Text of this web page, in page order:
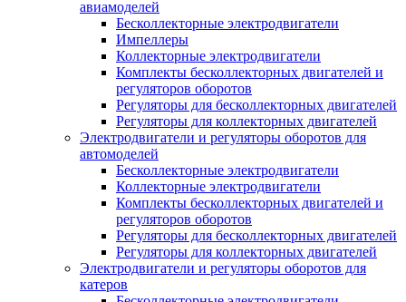
авиамоделей
Бесколлекторные электродвигатели
Импеллеры
Коллекторные электродвигатели
Комплекты бесколлекторных двигателей и
регуляторов оборотов
Регуляторы для бесколлекторных двигателей
Регуляторы для коллекторных двигателей
Электродвигатели и регуляторы оборотов для
автомоделей
Бесколлекторные электродвигатели
Коллекторные электродвигатели
Комплекты бесколлекторных двигателей и
регуляторов оборотов
Регуляторы для бесколлекторных двигателей
Регуляторы для коллекторных двигателей
Электродвигатели и регуляторы оборотов для
катеров